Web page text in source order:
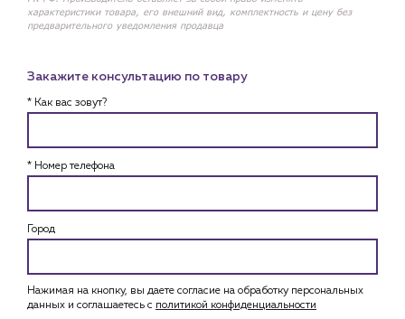
характеристики товара, его внешний вид, комплектность и цену без
предварительного уведомления продавца
Закажите консультацию по товару
* Как вас зовут?
* Номер телефона
Город
Нажимая на кнопку, вы даете согласие на обработку персональных
данных и соглашаетесь c политикой конфиденциальности